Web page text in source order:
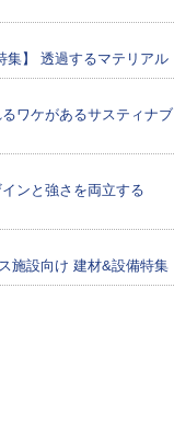
集】 透過するマテリアル
るワケがあるサスティナブ
ンと強さを両立する
施設向け 建材&設備特集